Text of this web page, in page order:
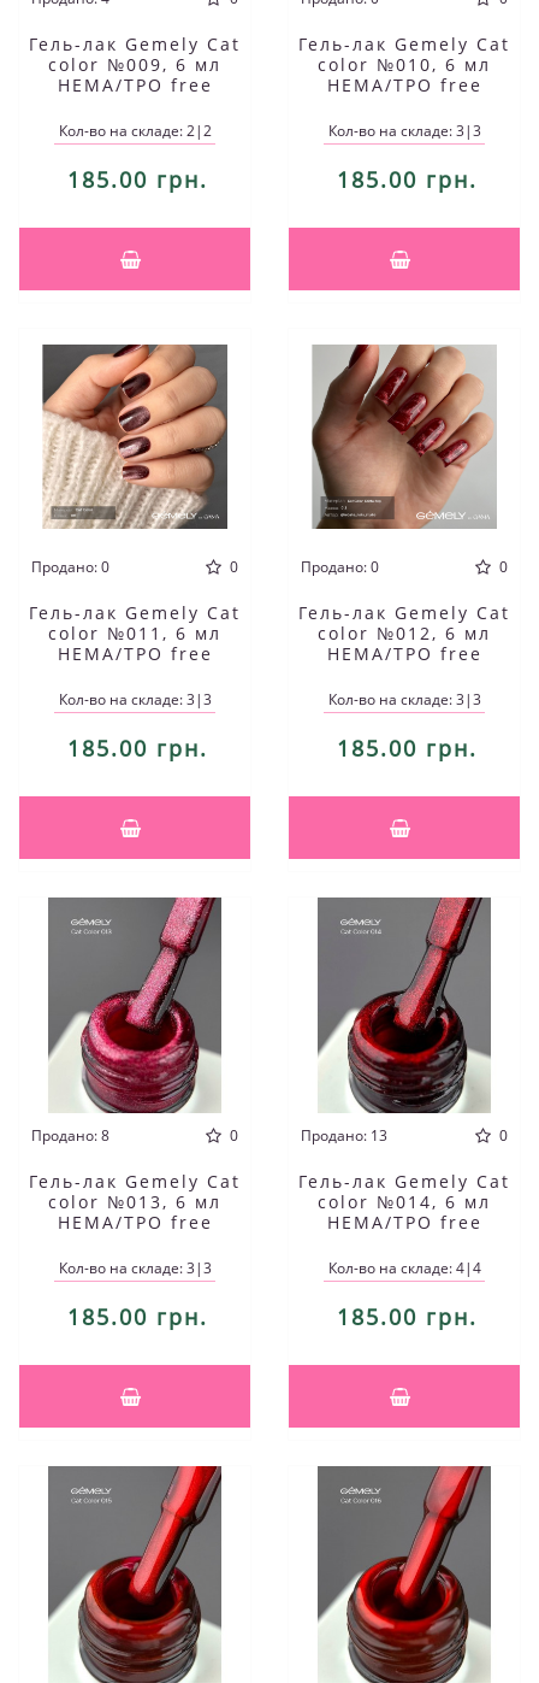
Гель-лак Gemely Cat
color №009, 6 мл
HEMA/TPO free
Кол-во на складе: 2|2
185.00 грн.
Гель-лак Gemely Cat
color №010, 6 мл
HEMA/TPO free
Кол-во на складе: 3|3
185.00 грн.
Продано: 0 0
Гель-лак Gemely Cat
color №011, 6 мл
HEMA/TPO free
Кол-во на складе: 3|3
185.00 грн.
Продано: 0 0
Гель-лак Gemely Cat
color №012, 6 мл
HEMA/TPO free
Кол-во на складе: 3|3
185.00 грн.
Продано: 8 0
Гель-лак Gemely Cat
color №013, 6 мл
HEMA/TPO free
Кол-во на складе: 3|3
185.00 грн.
Продано: 13 0
Гель-лак Gemely Cat
color №014, 6 мл
HEMA/TPO free
Кол-во на складе: 4|4
185.00 грн.